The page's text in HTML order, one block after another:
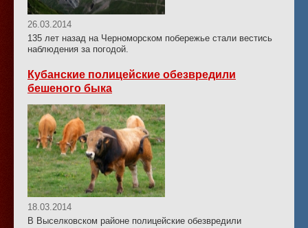
26.03.2014
135 лет назад на Черноморском побережье стали вестись
наблюдения за погодой.
Кубанские полицейские обезвредили
бешеного быка
18.03.2014
В Выселковском районе полицейские обезвредили